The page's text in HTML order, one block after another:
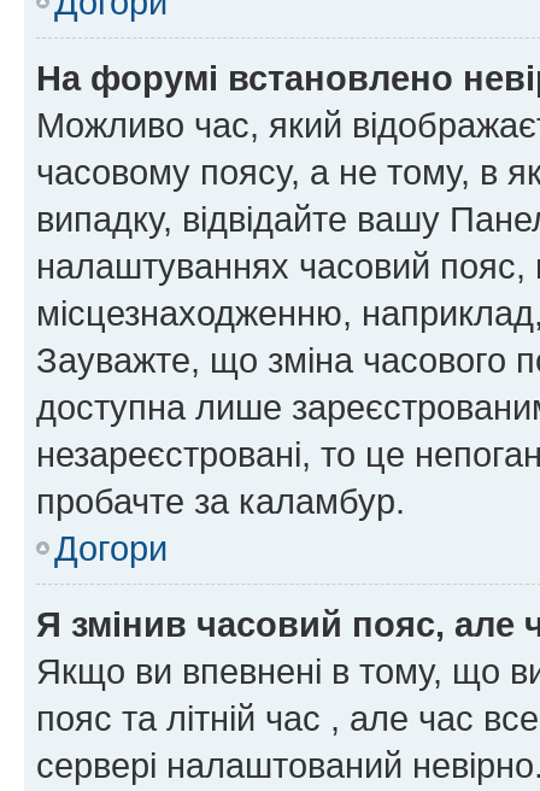
На форумі встановлено
Можливо час, який
часовому поясу, а не тому, в
випадку, відвідайте вашу
налаштуваннях часовий пояс,
місцезнаходженню,
Зауважте, що зміна часового
доступна лише
незареєстровані, то це
пробачте за каламбур.
Догори
Я змінив часовий пояс, але
Якщо ви впевнені в тому, що
пояс та літній час , але час
сервері налаштований